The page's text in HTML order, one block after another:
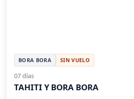
BORA BORA SIN VUELO
07 días
TAHITI Y BORA BORA